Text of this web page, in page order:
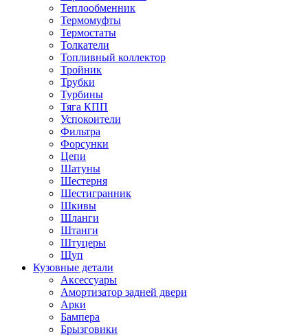
Теплообменник
Термомуфты
Термостаты
Толкатели
Топливный коллектор
Тройник
Трубки
Турбины
Тяга КПП
Успокоители
Фильтра
Форсунки
Цепи
Шатуны
Шестерня
Шестигранник
Шкивы
Шланги
Штанги
Штуцеры
Щуп
Кузовные детали
Аксессуары
Амортизатор задней двери
Арки
Бампера
Брызговики